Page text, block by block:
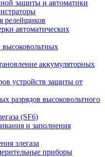
защиты и автоматики
релейщиков
автоматических
высоковольтных
аккумуляторных
устройств защиты от
разрядов высоковольтного
(SF6)
и заполнения
элегаза
приборы